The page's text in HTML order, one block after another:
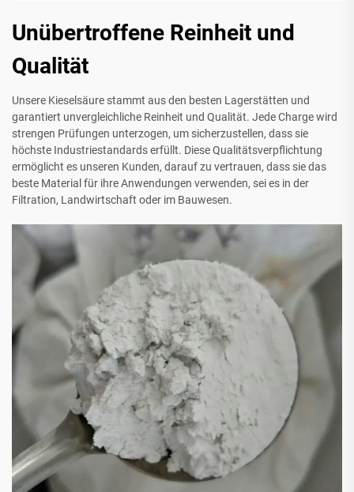
Unübertroffene Reinheit und
Qualität
Unsere Kieselsäure stammt aus den besten Lagerstätten und
garantiert unvergleichliche Reinheit und Qualität. Jede Charge wird
strengen Prüfungen unterzogen, um sicherzustellen, dass sie
höchste Industriestandards erfüllt. Diese Qualitätsverpflichtung
ermöglicht es unseren Kunden, darauf zu vertrauen, dass sie das
beste Material für ihre Anwendungen verwenden, sei es in der
Filtration, Landwirtschaft oder im Bauwesen.